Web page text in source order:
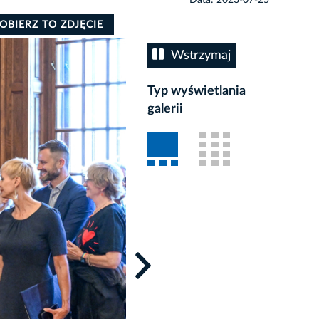
Wstrzymaj
Typ wyświetlania
galerii
TO ZDJĘCIE